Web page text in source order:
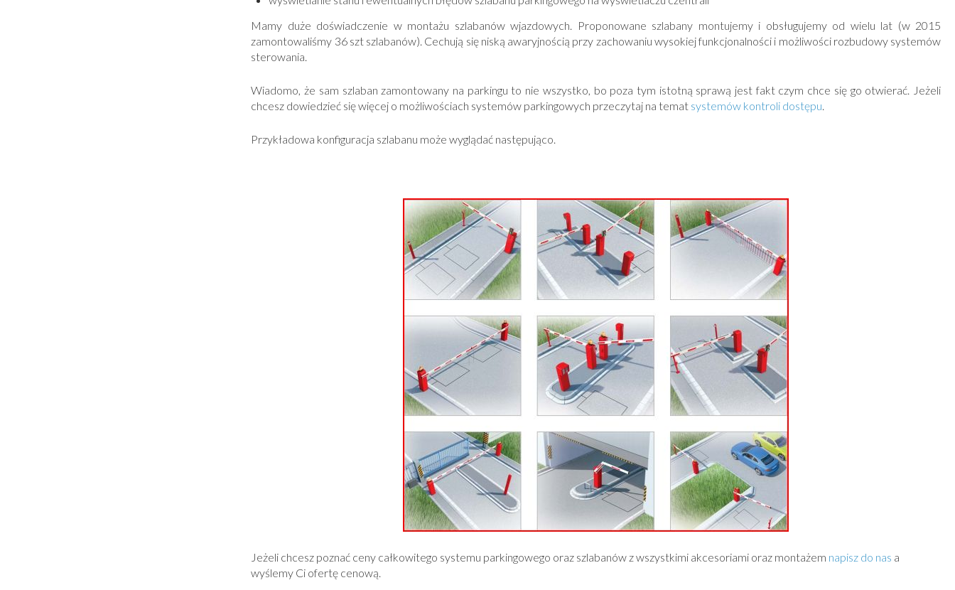
Mamy duże doświadczenie w montażu szlabanów wjazdowych. Proponowane szlabany montujemy i obsługujemy od wielu lat (w 2015
zamontowaliśmy 36 szt szlabanów). Cechują się niską awaryjnością przy zachowaniu wysokiej funkcjonalności i możliwości rozbudowy systemów
sterowania.
Wiadomo, że sam szlaban zamontowany na parkingu to nie wszystko, bo poza tym istotną sprawą jest fakt czym chce się go otwierać. Jeżeli
chcesz dowiedzieć się więcej o możliwościach systemów parkingowych przeczytaj na temat systemów kontroli dostępu
Przykładowa konfiguracja szlabanu może wyglądać następująco.
Jeżeli chcesz poznać ceny całkowitego systemu parkingowego oraz szlabanów z wszystkimi akcesoriami oraz montażem napisz do nas a
wyślemy Ci ofertę cenową.